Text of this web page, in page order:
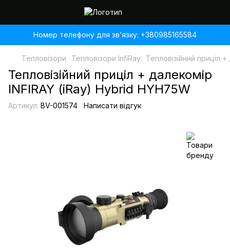
Номер телефону для звʼязку: +380985165584
Тепловізори Тепловізори InfiRay Тепловізійний приціл
Тепловізійний приціл + далекомір
INFIRAY (iRay) Hybrid HYH75W
Артикул: BV-001574 Написати відгук